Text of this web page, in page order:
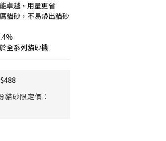
卓越，用量更省
貓砂，不易帶出貓砂
全系列貓砂機
貓砂限定價：